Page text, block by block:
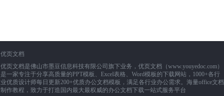
优页文档
优页文档是佛山市墨豆信息科技有限公司旗下业务，优页文档（www.youyedoc.com）
是一家专注于分享高质量的PPT模板、Excel表格、Word模板的下载网站，1000+各行
业优质设计师每日更新200+优质办公文档模板，满足各行业办公需求。海量office文档
制作教程，致力于打造国内最大最权威的办公文档下载一站式服务平台